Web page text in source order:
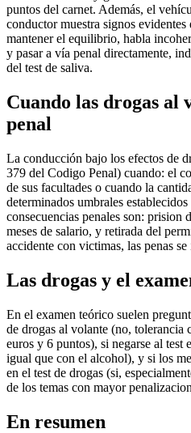
puntos del carnet. Además, el
conductor muestra signos
mantener el equilibrio, habla
y pasar a vía penal directamente,
del test de saliva.
Cuando las drogas al
penal
La conducción bajo los efectos de
379 del Codigo Penal) cuando: el
de sus facultades o cuando la
determinados umbrales
consecuencias penales son: prision
meses de salario, y retirada del
accidente con victimas, las penas
Las drogas y el
En el examen teórico suelen
de drogas al volante (no, tolerancia
euros y 6 puntos), si negarse al
igual que con el alcohol), y si los
en el test de drogas (si,
de los temas con mayor
En resumen